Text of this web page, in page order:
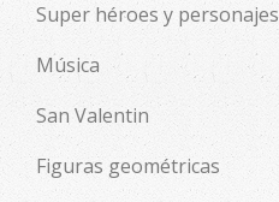
Super héroes y personajes
Música
San Valentin
Figuras geométricas